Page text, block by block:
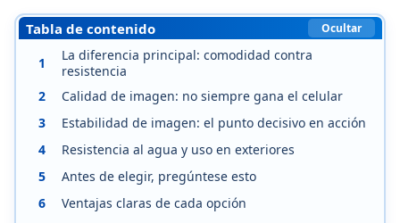
Tabla de contenido Ocultar
1
La diferencia principal: comodidad contra
resistencia
2
Calidad de imagen: no siempre gana el celular
3
Estabilidad de imagen: el punto decisivo en acción
4
Resistencia al agua y uso en exteriores
5
Antes de elegir, pregúntese esto
6
Ventajas claras de cada opción